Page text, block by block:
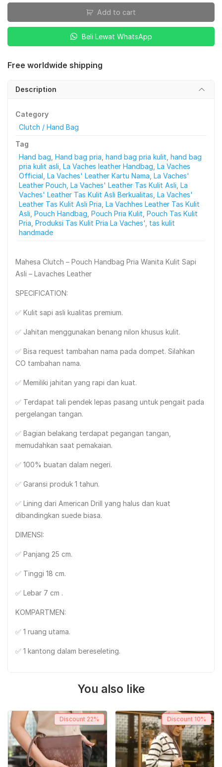
Add to cart
Beli Lewat WhatsApp
Free worldwide shipping
Description
Category
Clutch / Hand Bag
Tag
Hand bag Hand bag pria hand bag pria kulit hand bag
pria kulit asli La Vaches leather Handbag La Vaches
Official La Vaches' Leather Kartu Nama La Vaches'
Leather Pouch La Vaches' Leather Tas Kulit Asli La
Vaches' Leather Tas Kulit Asli Berkualitas La Vaches'
Leather Tas Kulit Asli Pria La Vachhes Leather Tas Kulit
Asli Pouch Handbag Pouch Pria Kulit Pouch Tas Kulit
Pria Produksi Tas Kulit Pria La Vaches' tas kulit
handmade
Mahesa Clutch – Pouch Handbag Pria Wanita Kulit Sapi
Asli – Lavaches Leather
SPECIFICATION:
✅ Kulit sapi asli kualitas premium.
✅ Jahitan menggunakan benang nilon khusus kulit.
✅ Bisa request tambahan nama pada dompet. Silahkan
CO tambahan nama.
✅ Memiliki jahitan yang rapi dan kuat.
✅ Terdapat tali pendek lepas pasang untuk pengait pada
pergelangan tangan.
✅ Bagian belakang terdapat pegangan tangan,
memudahkan saat pemakaian.
✅ 100% buatan dalam negeri.
✅ Garansi produk 1 tahun.
✅ Lining dari American Drill yang halus dan kuat
dibandingkan suede biasa.
DIMENSI:
✅ Panjang 25 cm.
✅ Tinggi 18 cm.
✅ Lebar 7 cm .
KOMPARTMEN:
✅ 1 ruang utama.
✅ 1 kantong dalam bereseleting.
You also like
Discount 22% Discount 10%